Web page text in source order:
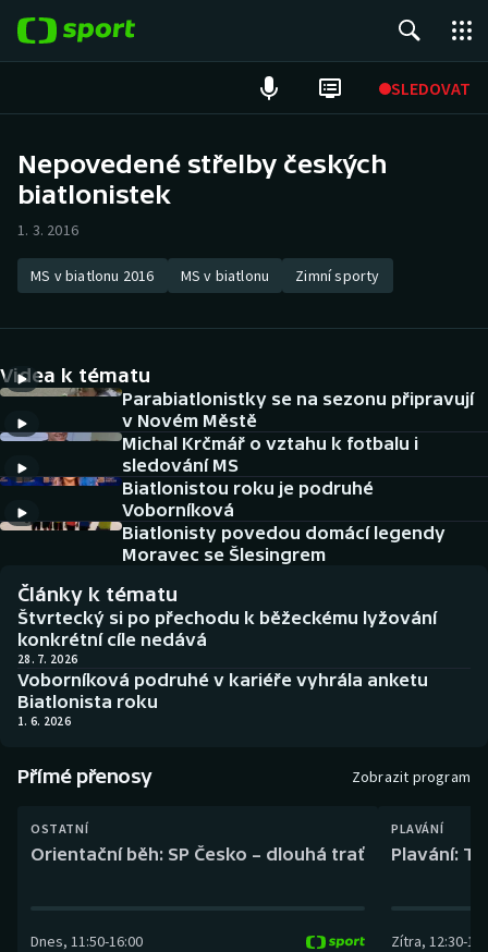
SLEDOVAT
Hokej
Atletika
DALŠÍ SPORTY
Americký fotbal
Baseball a softbal
Biatlon
Boby a skeleton
Box
Curling
Dostihy
NEPŘEHLÉDNĚTE
Historické návraty
Aplikace ČT sport
AZ kvíz
Nepovedené střelby českých
biatlonistek
1. 3. 2016
MS v biatlonu 2016 MS v biatlonu Zimní sporty
Videa k tématu
Parabiatlonistky se na sezonu připravují
v Novém Městě
Michal Krčmář o vztahu k fotbalu i
sledování MS
Biatlonistou roku je podruhé
Voborníková
Biatlonisty povedou domácí legendy
Moravec se Šlesingrem
Články k tématu
Štvrtecký si po přechodu k běžeckému lyžování
konkrétní cíle nedává
28. 7. 2026
Voborníková podruhé v kariéře vyhrála anketu
Biatlonista roku
1. 6. 2026
Přímé přenosy Zobrazit program
OSTATNÍ
Orientační běh: SP Česko – dlouhá trať
Dnes, 11:50-16:00
PLAVÁNÍ
Plavání:
Zítra, 12:30-